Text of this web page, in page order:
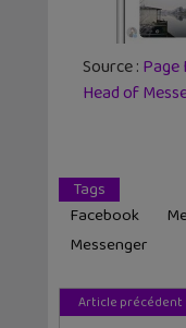
Source : Page
Head of
Tags
Facebook
Messenger
Article précédent